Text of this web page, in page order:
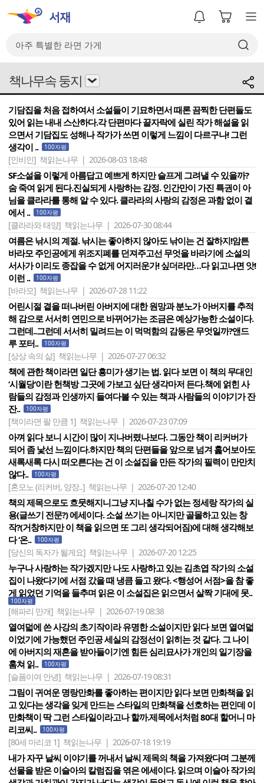
책나무속 둥지
기담집을 처음 접하여서 소설들이 기묘하면서 때론 끔찍한 단편들도
있어 읽는 내내 스산하다.각 단편마다 끝자락에 실린 작가 해설을 읽
으면서 기담집도 성해나 작가가 쓰면 이렇게 느낌이 다르구나! 그런
생각이 ..
100자평
[인비인] 책읽는나무 | 2026-08-03 18:48
SF소설을 이렇게 아름답고 예쁘게 하지만 슬프게 그려낼 수 있을까?
숨 죽여 읽게 된다.진실되게 사랑하는 감정. 인간만이 가진 특권이 아
님을 클라라를 통해 알 수 있다. 클라라의 사랑의 감정은 과함 없이 곁
에서 ..
100자평
[클라라와 태양] 책읽는나무 | 2026-07-30 08:44
여름은 낚시의 계절. 낚시는 좋아하지 않아도 낚이는 건 잘하지!암튼
바라모 주인공에게 위조지폐를 던져주고선 무엇을 바라기에 소설의
서사가 이리도 종잡을 수 없게 어지러운가! 싶더라만…다 읽고나면 앗!
이런 ..
100자평
[바라모] 책읽는나무 | 2026-07-28 11:22
어린시절 곁을 떠나버린 아버지에 대한 원망과 분노가 아버지를 추적
해 감으로 서서히 연민으로 바뀌어가는 조금은 예상가능한 소설이다.
그런데..그런데 서서히 밀려드는 이 먹먹함의 감동은 무엇일까?앤드
루 포터..
100자평
[상상 속의 삶] 책읽는나무 | 2026-07-27 06:32
책에 관한 책이라면 일단 흥미가 생기는 법. 읽다 보면 이 책의 무대인
‘시월당‘이란 헌책방 그곳에 가보고 싶단 생각마저 든다.책에 얽힌 사
람들의 감정과 인생까지 들여다볼 수 있는 책과 사람들의 이야기가 잔
잔..
100자평
[책이라면 팔 만큼 1] 책읽는나무 | 2026-07-23 07:09
아껴 읽다 보니 시간이 많이 지나버렸나보다. 그동안 책이 리커버가
되어 좀 낯선 느낌이다.하지만 책의 단편들을 앞으로 넘겨 훑어보아도
새록새록 다시 떠오른다는 건 이 소설집을 만든 작가의 필력이 만만치
않다..
100자평
[혼모노 (리커버, 양장..] 책읽는나무 | 2026-07-20 12:40
책의 제목으로도 흐뭇해지니그냥 지나칠 수가 없는 정세랑 작가의 실
용(글쓰기 전문?) 에세이다. 소설 쓰기는 아니지만 골몰하고 있는 창
작?(거창하지만 이 책을 읽으면 또 그리 생각되어짐)에 대해 생각해보
다 ‘온..
100자평
[당신의 독자가 될게요] 책읽는나무 | 2026-07-20 12:25
누구나 사랑하는 작가겠지만 나도 사랑하고 있는 김초엽 작가의 소설
집이 나왔다기에 서점 갔을 때 냉큼 들고 왔다. <행성어 서점>을 참 좋
게 읽었던 기억을 들추며 읽은 이 소설집은 읽으면서 살짝 기대에 못..
100자평
[해파리 만개] 책읽는나무 | 2026-07-19 08:38
열여덟에 쓴 사강의 초기작이라 유명한 소설이지만 읽다 보면 열여덟
이었기에 가능했던 주인공 세실의 감정선이 읽히는 것 같다. 그 나이
에 아버지의 재혼을 받아들이기엔 힘든 심리묘사가 개인의 일기장을
훔쳐 읽..
100자평
[슬픔이여 안녕] 책읽는나무 | 2026-07-19 08:31
그림이 귀여운 명랑만화를 좋아하는 편이지만 읽다 보면 만화책을 읽
고 있다는 생각을 잊게 만드는 스타일의 만화책을 선호하는 편인데 이
만화책이 딱 그런 스타일이라고나 할까.제목에서처럼 80대 할머니 마
리코씨..
100자평
[80세 마리코 1] 책읽는나무 | 2026-07-18 19:19
내가 자꾸 날씨 이야기를 꺼내서 날씨 제목의 책을 가져왔다며 그분께
선물을 받은 이슬아의 칼럼집을 엮은 에세이다. 읽으며 이슬아 작가의